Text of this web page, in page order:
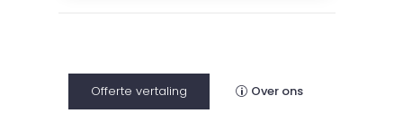
Offerte vertaling Over ons